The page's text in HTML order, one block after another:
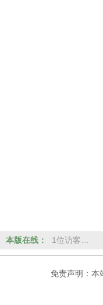
本版在线： 1位访客…
免责声明：本